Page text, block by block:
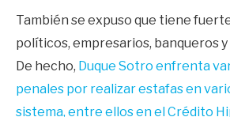
También se expuso que tiene
políticos, empresarios, banqueros
De hecho, Duque Sotro enfrenta
penales por realizar estafas en
sistema, entre ellos en el Crédito